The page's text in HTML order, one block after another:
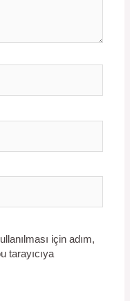
için adım,
tarayıcıya